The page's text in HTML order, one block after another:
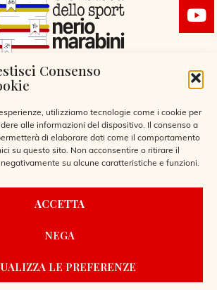
Consenso
utilizziamo tecnologie come i cookie per
alle informazioni del dispositivo. Il consenso a
di elaborare dati come il comportamento
su questo sito. Non acconsentire o ritirare il
su alcune caratteristiche e funzioni.
ACCETTA
NEGA
LE PREFERENZE
LIBERTÀ 29, SERIATE (BG)
© 2026
CONTATTI
BY LAIO WEBDESIGN